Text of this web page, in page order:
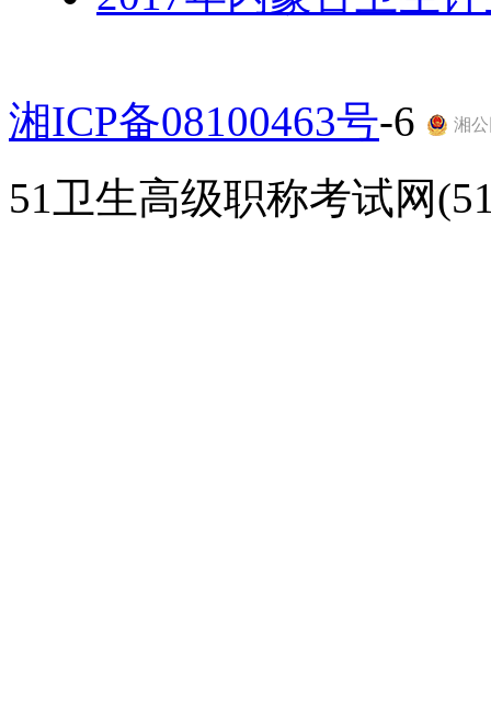
湘ICP备08100463号-6 湘公
51卫生高级职称考试网